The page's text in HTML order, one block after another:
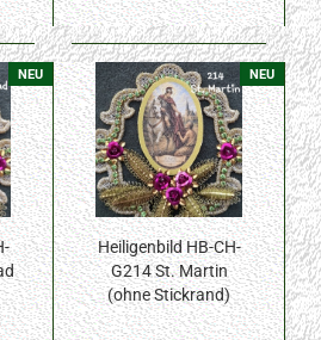
NEU NEU
Heiligenbild HB-CH-
G214 St. Martin
(ohne Stickrand)
40x55mm